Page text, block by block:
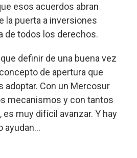
esos acuerdos abran
la puerta a inversiones
de todos los derechos.
definir de una buena vez
de apertura que
adoptar. Con un Mercosur
mecanismos y con tantos
es muy difícil avanzar. Y hay
ayudan...